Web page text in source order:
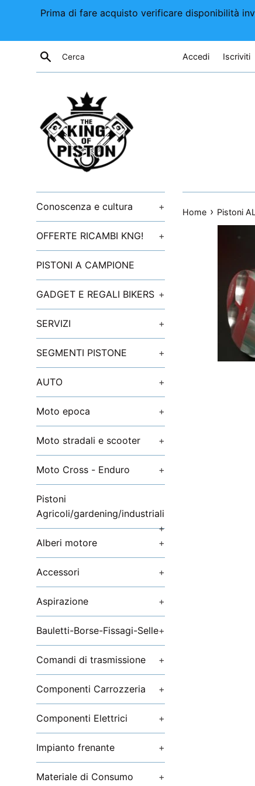
contenuti
Prima di fare acquisto verificare disponibilità
Cerca Accedi Iscriviti
Conoscenza e cultura +
OFFERTE RICAMBI KNG! +
PISTONI A CAMPIONE
GADGET E REGALI BIKERS +
SERVIZI +
SEGMENTI PISTONE +
AUTO +
Moto epoca +
Moto stradali e scooter +
Moto Cross - Enduro +
Pistoni
Agricoli/gardening/industriali
+
Alberi motore
+
Accessori +
Aspirazione +
Bauletti-Borse-Fissagi-Selle+
Comandi di trasmissione +
Componenti Carrozzeria +
Componenti Elettrici +
Impianto frenante +
Materiale di Consumo +
Home › Pistoni